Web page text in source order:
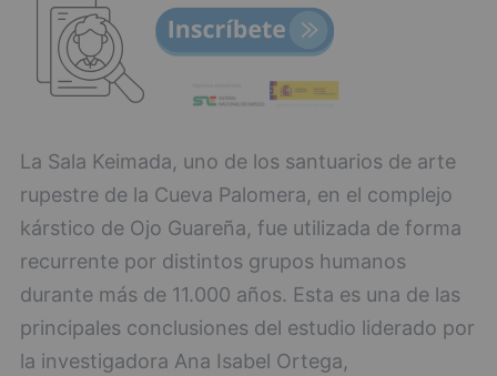
La Sala Keimada, uno de los santuarios de arte
rupestre de la Cueva Palomera, en el complejo
kárstico de Ojo Guareña, fue utilizada de forma
recurrente por distintos grupos humanos
durante más de 11.000 años. Esta es una de las
principales conclusiones del estudio liderado por
la investigadora Ana Isabel Ortega,